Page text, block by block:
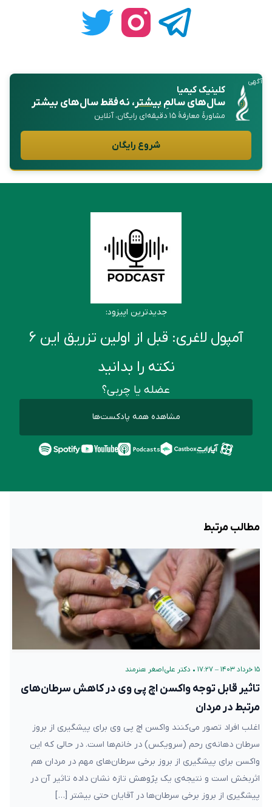
آگهی
کلینیک کیمیا
سال‌های سالمِبیشتر، نه فقط سال‌های بیشتر
مشاورهٔ معارفهٔ ۱۵ دقیقه‌ای رایگان، آنلاین
شروع رایگان
جدیدترین اپیزود:
آمپول لاغری: قبل از اولین تزریق این ۶
نکته را بدانید
عضله یا چربی؟
مشاهده همه پادکست‌ها
مطالب مرتبط
۱۵ خرداد ۱۴۰۳ – ۱۷:۲۷ • دکتر علی‌اصغر هنرمند
تاثیر قابل توجه واکسن اچ پی وی در کاهش سرطان‌های
مرتبط در مردان
اغلب افراد تصور می‌کنند واکسن اچ پی وی برای پیشگیری از بروز
سرطان دهانه‌ی رحم (سرویکس) در خانم‌ها است. در حالی که این
واکسن برای پیشگیری از بروز برخی سرطان‌های مهم در مردان هم
اثربخش است و نتیجه‌ی یک پژوهش تازه نشان داده تاثیر آن در
پیشگیری از بروز برخی سرطان‌ها در آقایان حتی بیشتر […]